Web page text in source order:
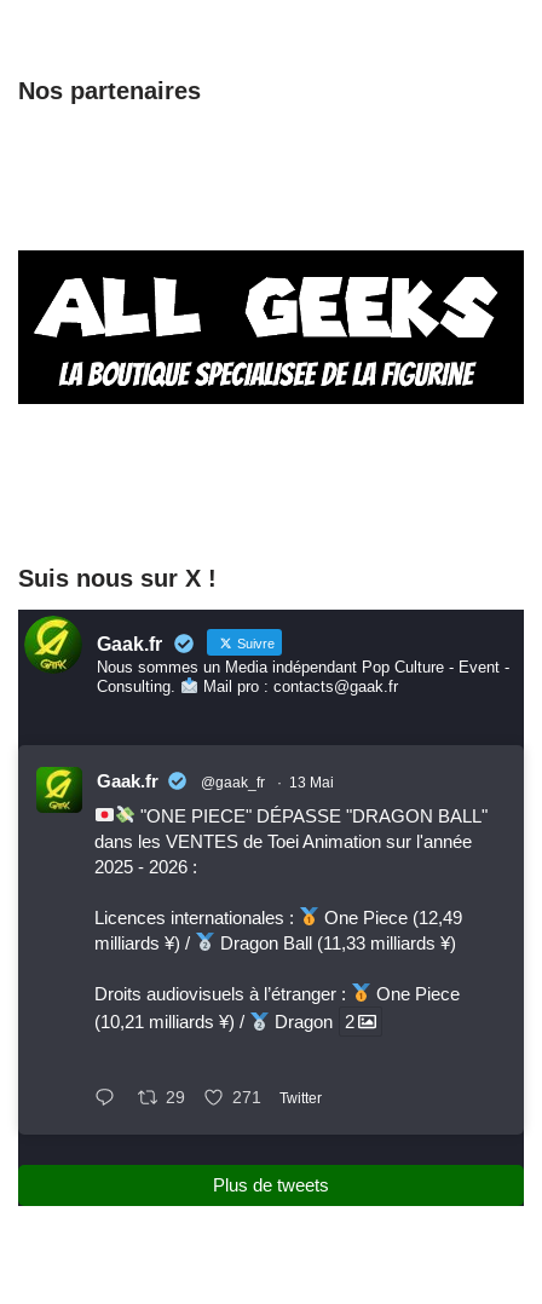
Nos partenaires
Suis nous sur X !
Gaak.fr Suivre
Nous sommes un Media indépendant Pop Culture - Event -
Consulting.
Mail pro : contacts@gaak.fr
Gaak.fr @gaak_fr · 13 Mai
"ONE PIECE" DÉPASSE "DRAGON BALL"
dans les VENTES de Toei Animation sur l'année
2025 - 2026 :
Licences internationales :
One Piece (12,49
milliards ¥) /
Dragon Ball (11,33 milliards ¥)
Droits audiovisuels à l’étranger :
One Piece
(10,21 milliards ¥) /
Dragon 2
29 271 Twitter
Plus de tweets